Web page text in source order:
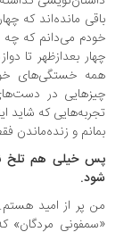
مانده‌اند که چهار یا
می‌دانم که چه
بعدازظهر تا
خستگی‌های خودم
در دست‌های من
که شاید اینها
و زنده‌ماندن فقط در
خیلی هم تلخ نیستید!
پر از امید هستم.
مردگان» که